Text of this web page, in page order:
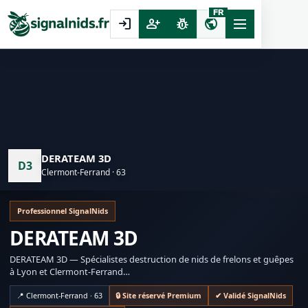
login person_add pest_control public
FR
D3
DERATEAM 3D
Clermont-Ferrand · 63
Professionnel SignalNids
DERATEAM 3D
DERATEAM 3D — Spécialistes destruction de nids de frelons et guêpes
à Lyon et Clermont-Ferrand
Techniciens professionnels certifiés Izipest (Certibiocide,
Certiguêpes/Frelons, Certirongeurs, Certiblattes, Certipunaises), Nous
📍 Clermont-Ferrand · 63 🔒 Site réservé Premium ✔ Validé SignalNids